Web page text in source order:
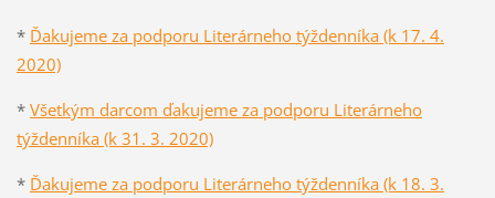
* Ďakujeme za podporu Literárneho týždenníka (k 17. 4.
2020)
* Všetkým darcom ďakujeme za podporu Literárneho
týždenníka (k 31. 3. 2020)
* Ďakujeme za podporu Literárneho týždenníka (k 18. 3.